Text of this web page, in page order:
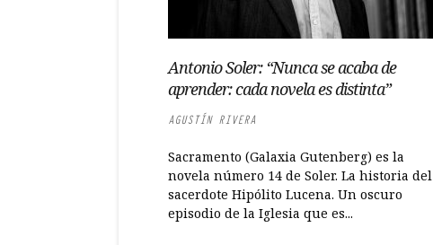
Antonio Soler: “Nunca se acaba de
aprender: cada novela es distinta”
AGUSTÍN RIVERA
Sacramento (Galaxia Gutenberg) es la
novela número 14 de Soler. La historia del
sacerdote Hipólito Lucena. Un oscuro
episodio de la Iglesia que es...